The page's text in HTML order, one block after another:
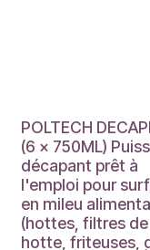
POLTECH
(6 x 750ML)
décapant prêt à
l'emploi pour
en mileu
(hottes, filtres de
hotte, friteuses,